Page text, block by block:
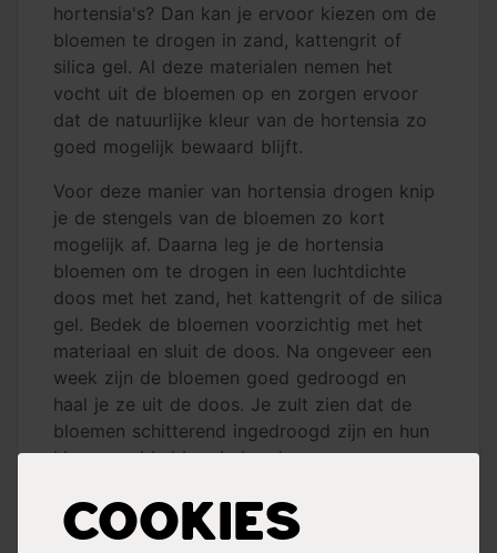
Cookies
hortensia's? Dan kan je ervoor kiezen om de
bloemen te drogen in zand, kattengrit of
silica gel. Al deze materialen nemen het
vocht uit de bloemen op en zorgen ervoor
dat de natuurlijke kleur van de hortensia zo
goed mogelijk bewaard blijft.
Voor deze manier van hortensia drogen knip
je de stengels van de bloemen zo kort
mogelijk af. Daarna leg je de hortensia
bloemen om te drogen in een luchtdichte
doos met het zand, het kattengrit of de silica
gel. Bedek de bloemen voorzichtig met het
materiaal en sluit de doos. Na ongeveer een
week zijn de bloemen goed gedroogd en
haal je ze uit de doos. Je zult zien dat de
bloemen schitterend ingedroogd zijn en hun
kleur goed hebben behouden.
Niet drogen, wel lang houdbaar met
glycerine